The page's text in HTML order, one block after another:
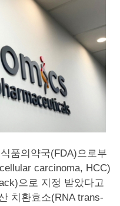
품의약국(FDA)으로부
carcinoma, HCC)
으로 지정 받았다고
치환효소(RNA trans-